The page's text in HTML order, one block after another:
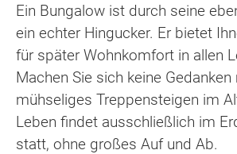
Ein Bungalow ist durch seine
ein echter Hingucker. Er bietet
für später Wohnkomfort in allen
Machen Sie sich keine
mühseliges Treppensteigen im
Leben findet ausschließlich im
statt, ohne großes Auf und Ab.